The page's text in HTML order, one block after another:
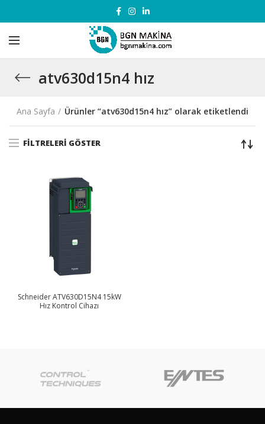
atv630d15n4 hız
Ana Sayfa Ürünler “atv630d15n4 hız” olarak etiketlendi
FILTRELERI GÖSTER
Schneider ATV630D15N4 15kW
Hız Kontrol Cihazı